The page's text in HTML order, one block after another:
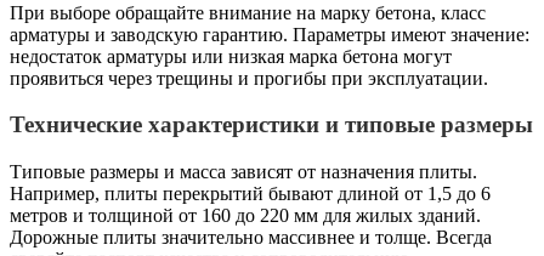
При выборе обращайте внимание на марку бетона, класс
арматуры и заводскую гарантию. Параметры имеют значение:
недостаток арматуры или низкая марка бетона могут
проявиться через трещины и прогибы при эксплуатации.
Технические характеристики и типовые размеры
Типовые размеры и масса зависят от назначения плиты.
Например, плиты перекрытий бывают длиной от 1,5 до 6
метров и толщиной от 160 до 220 мм для жилых зданий.
Дорожные плиты значительно массивнее и толще. Всегда